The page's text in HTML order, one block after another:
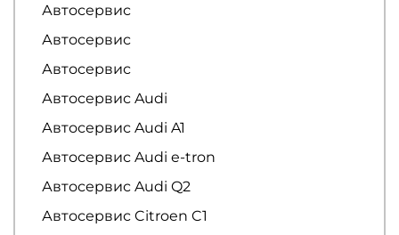
Автосервис
Автосервис
Автосервис
Автосервис Audi
Автосервис Audi A1
Автосервис Audi e-tron
Автосервис Audi Q2
Автосервис Citroen C1